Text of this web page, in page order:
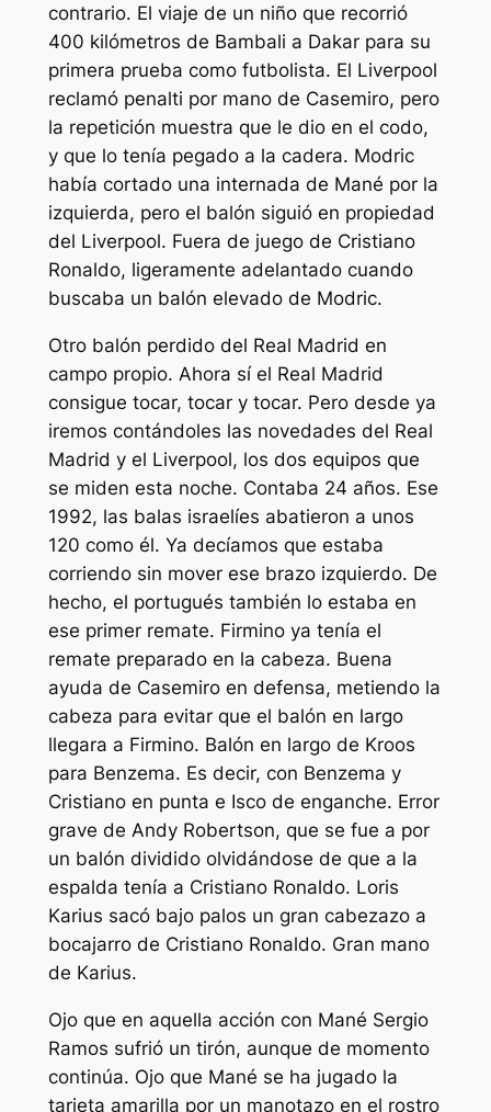
contrario. El viaje de un niño que recorrió
400 kilómetros de Bambali a Dakar para su
primera prueba como futbolista. El Liverpool
reclamó penalti por mano de Casemiro, pero
la repetición muestra que le dio en el codo,
y que lo tenía pegado a la cadera. Modric
había cortado una internada de Mané por la
izquierda, pero el balón siguió en propiedad
del Liverpool. Fuera de juego de Cristiano
Ronaldo, ligeramente adelantado cuando
buscaba un balón elevado de Modric.
Otro balón perdido del Real Madrid en
campo propio. Ahora sí el Real Madrid
consigue tocar, tocar y tocar. Pero desde ya
iremos contándoles las novedades del Real
Madrid y el Liverpool, los dos equipos que
se miden esta noche. Contaba 24 años. Ese
1992, las balas israelíes abatieron a unos
120 como él. Ya decíamos que estaba
corriendo sin mover ese brazo izquierdo. De
hecho, el portugués también lo estaba en
ese primer remate. Firmino ya tenía el
remate preparado en la cabeza. Buena
ayuda de Casemiro en defensa, metiendo la
cabeza para evitar que el balón en largo
llegara a Firmino. Balón en largo de Kroos
para Benzema. Es decir, con Benzema y
Cristiano en punta e Isco de enganche. Error
grave de Andy Robertson, que se fue a por
un balón dividido olvidándose de que a la
espalda tenía a Cristiano Ronaldo. Loris
Karius sacó bajo palos un gran cabezazo a
bocajarro de Cristiano Ronaldo. Gran mano
de Karius.
Ojo que en aquella acción con Mané Sergio
Ramos sufrió un tirón, aunque de momento
continúa. Ojo que Mané se ha jugado la
tarjeta amarilla por un manotazo en el rostro